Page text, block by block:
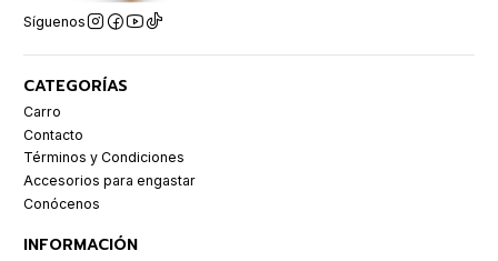
Síguenos
CATEGORÍAS
Carro
Contacto
Términos y Condiciones
Accesorios para engastar
Conócenos
INFORMACIÓN